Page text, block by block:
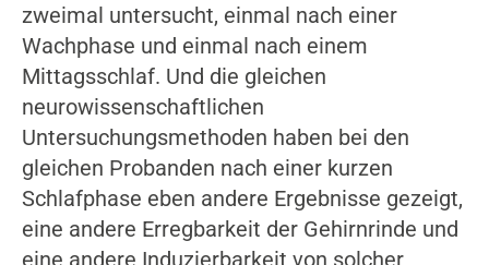
zweimal untersucht, einmal nach einer
Wachphase und einmal nach einem
Mittagsschlaf. Und die gleichen
neurowissenschaftlichen
Untersuchungsmethoden haben bei den
gleichen Probanden nach einer kurzen
Schlafphase eben andere Ergebnisse gezeigt,
eine andere Erregbarkeit der Gehirnrinde und
eine andere Induzierbarkeit von solcher